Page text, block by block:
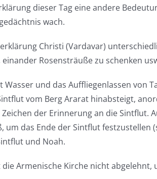
dieser Tag eine andere
wach.
Christi (Vardavar)
Rosensträuße zu schenken
und das Auffliegenlassen von
vom Berg Ararat hinabsteigt,
der Erinnerung an die Sintflut.
um das Ende der Sintflut festzustellen
und Noah.
Armenische Kirche nicht abgelehnt,